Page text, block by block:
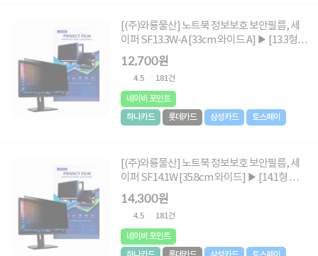
[(주)와룡물산] 노트북 정보보호 보안필름, 세
이퍼 SF13.3W-A [33cm 와이드 A] ▶ [13.3형
와이드 A] ◀
12,700원
4.5 181건
네이버 포인트
하나카드
롯데카드 삼성카드 토스페이
[(주)와룡물산] 노트북 정보보호 보안필름, 세
이퍼 SF14.1W [35.8cm 와이드] ▶ [14.1형 와이
드] ◀
14,300원
4.5 181건
네이버 포인트